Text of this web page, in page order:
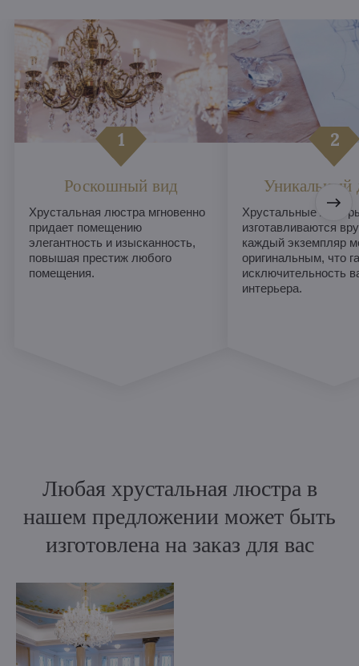
Роскошный вид
Хрустальная люстра мгновенно
придает помещению
элегантность и изысканность,
повышая престиж любого
помещения.
Уникальный
Хрустальные
изготавливаются
каждый экземпляр
оригинальным, что
исключительность
интерьера.
Любая хрустальная люстра в
нашем предложении может быть
изготовлена на заказ для вас